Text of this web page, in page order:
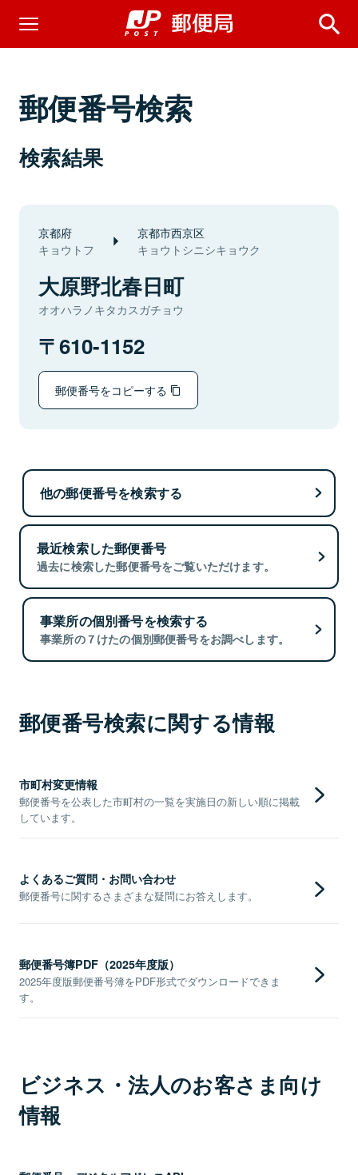
郵便番号検索
検索結果
京都府
キョウトフ
京都市西京区
キョウトシニシキョウク
大原野北春日町
オオハラノキタカスガチョウ
610-1152
郵便番号をコピーする
他の郵便番号を検索する
最近検索した郵便番号
過去に検索した郵便番号をご覧いただけます。
事業所の個別番号を検索する
事業所の７けたの個別郵便番号をお調べします。
郵便番号検索に関する情報
市町村変更情報
郵便番号を公表した市町村の一覧を実施日の新しい順に掲載
しています。
よくあるご質問・お問い合わせ
郵便番号に関するさまざまな疑問にお答えします。
郵便番号簿PDF（2025年度版）
2025年度版郵便番号簿をPDF形式でダウンロードできま
す。
ビジネス・法人のお客さま向け
情報